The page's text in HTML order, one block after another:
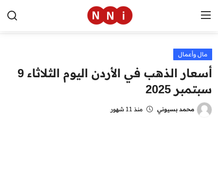
الرئيسية
اخبار مصر
العالم
مال وأعمال
أسعار الذهب في الأردن اليوم الثلاثاء 9
سبتمبر 2025
محمد بسيوني منذ 11 شهور